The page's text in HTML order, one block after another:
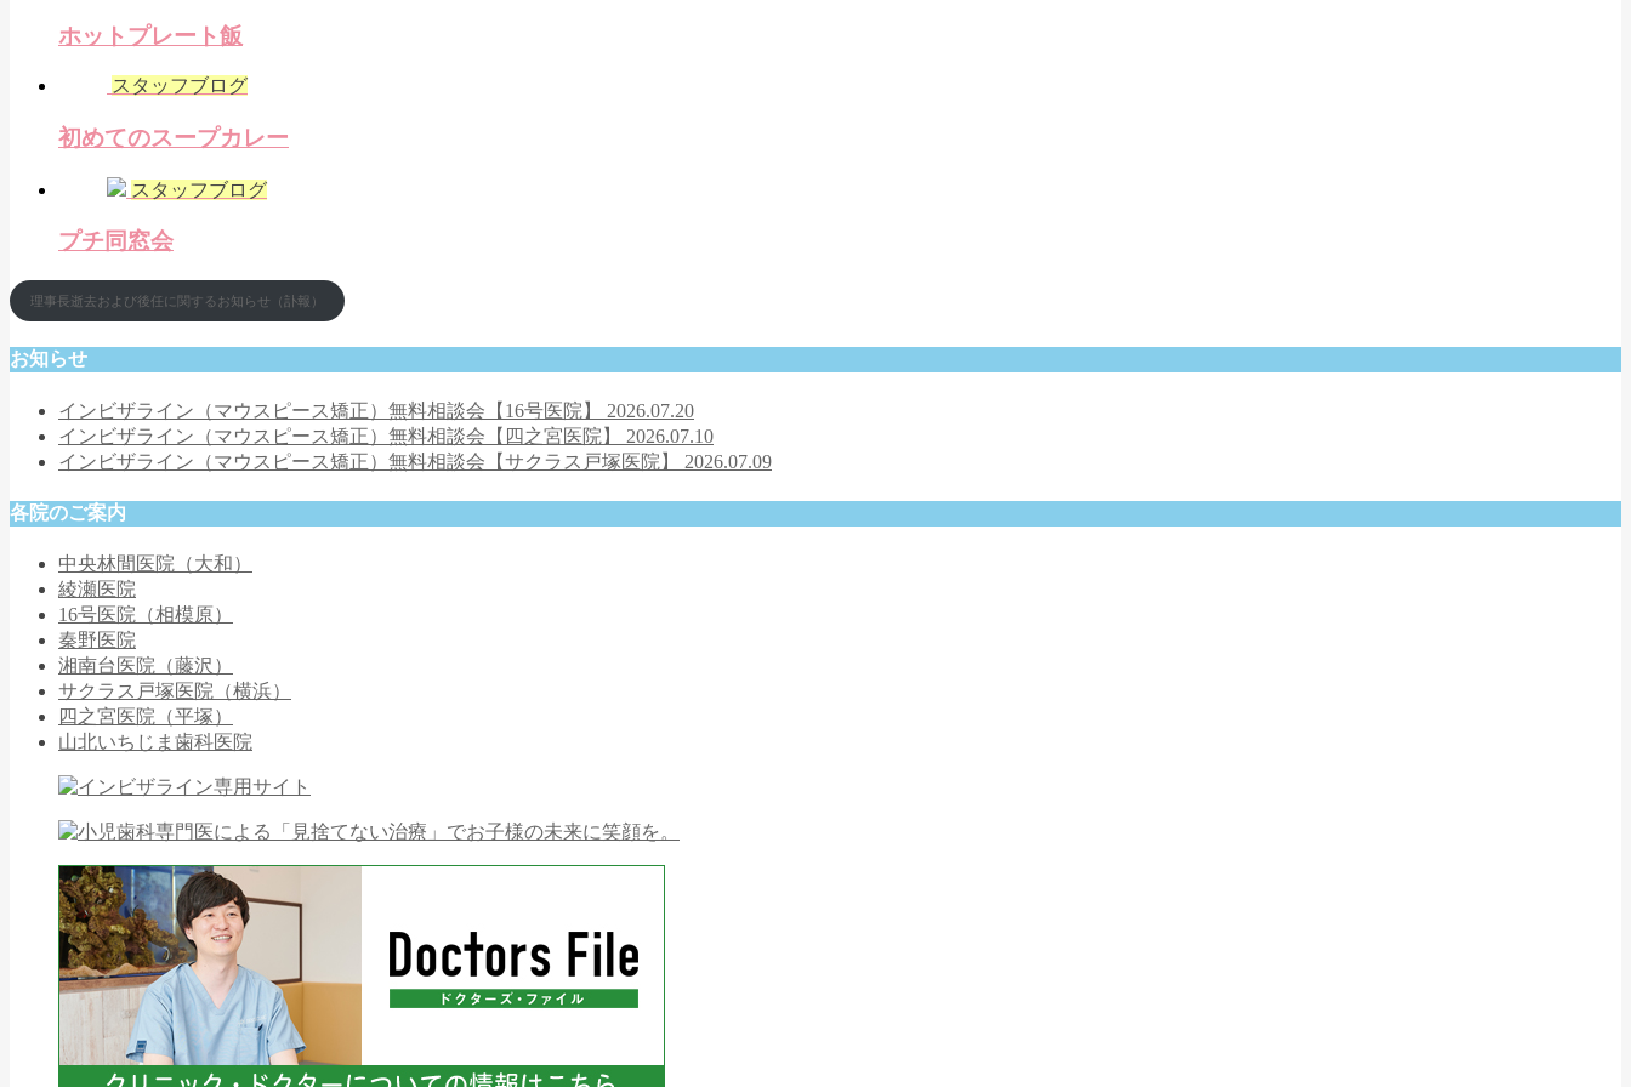
ホットプレート飯
スタッフブログ
初めてのスープカレー
スタッフブログ
プチ同窓会
理事長逝去および後任に関するお知らせ（訃報）
お知らせ
インビザライン（マウスピース矯正）無料相談会【16号医院】 2026.07.20
インビザライン（マウスピース矯正）無料相談会【四之宮医院】 2026.07.10
インビザライン（マウスピース矯正）無料相談会【サクラス戸塚医院】 2026.07.09
各院のご案内
中央林間医院（大和）
綾瀬医院
16号医院（相模原）
秦野医院
湘南台医院（藤沢）
サクラス戸塚医院（横浜）
四之宮医院（平塚）
山北いちじま歯科医院